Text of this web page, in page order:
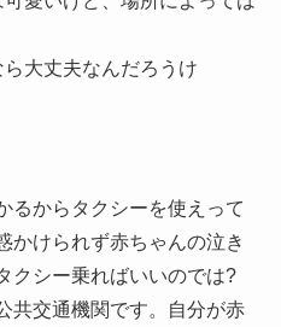
大丈夫なんだろうけ
るからタクシーを使えって
かけられず赤ちゃんの泣き
クシー乗ればいいのでは?
共交通機関です。自分が赤